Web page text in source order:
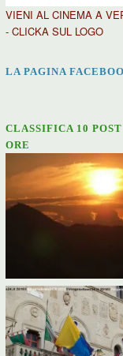
VIENI AL CINEMA A
- CLICKA SUL LOGO
LA PAGINA
CLASSIFICA 10
ORE